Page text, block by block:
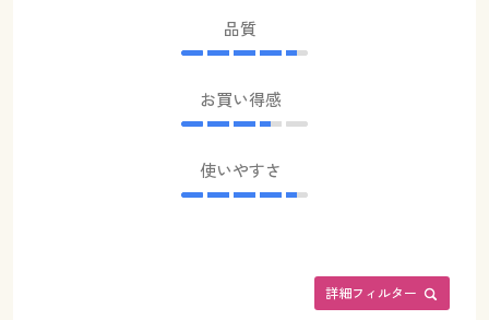
品質
お買い得感
使いやすさ
詳細フィルター